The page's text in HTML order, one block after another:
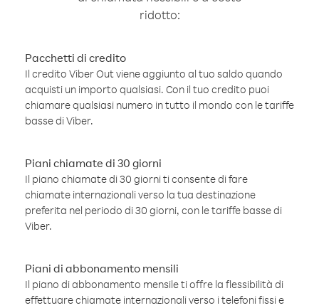
ridotto:
Pacchetti di credito
Il credito Viber Out viene aggiunto al tuo saldo quando
acquisti un importo qualsiasi. Con il tuo credito puoi
chiamare qualsiasi numero in tutto il mondo con le tariffe
basse di Viber.
Piani chiamate di 30 giorni
Il piano chiamate di 30 giorni ti consente di fare
chiamate internazionali verso la tua destinazione
preferita nel periodo di 30 giorni, con le tariffe basse di
Viber.
Piani di abbonamento mensili
Il piano di abbonamento mensile ti offre la flessibilità di
effettuare chiamate internazionali verso i telefoni fissi e